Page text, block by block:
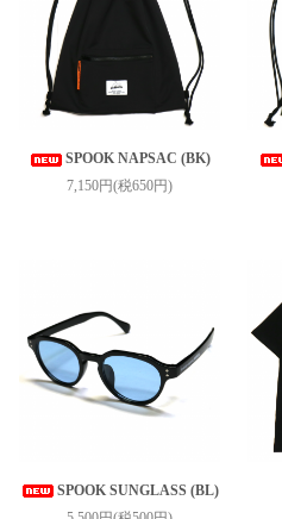
SPOOK NAPSAC (BK)
7,150円(税650円)
SPOOK SUNGLASS (BL)